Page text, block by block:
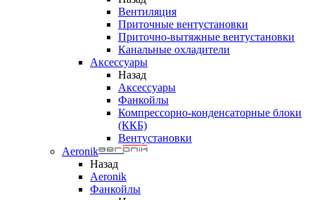
Вентиляция
Приточные вентустановки
Приточно-вытяжные вентустановки
Канальные охладители
Аксессуары
Назад
Аксессуары
Фанкойлы
Компрессорно-конденсаторные блоки
(ККБ)
Вентустановки
Aeronik
Назад
Aeronik
Фанкойлы